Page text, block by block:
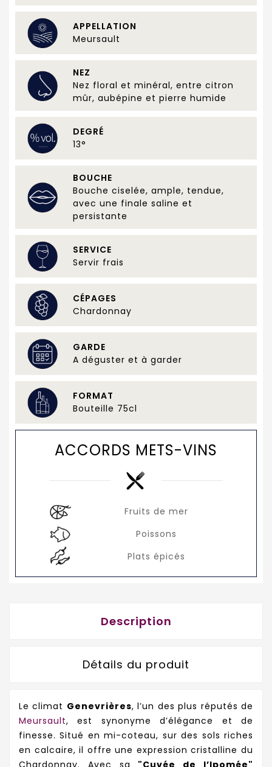
APPELLATION
Meursault
NEZ
Nez floral et minéral, entre citron
mûr, aubépine et pierre humide
DEGRÉ
13°
BOUCHE
Bouche ciselée, ample, tendue,
avec une finale saline et
persistante
SERVICE
Servir frais
CÉPAGES
Chardonnay
GARDE
A déguster et à garder
FORMAT
Bouteille 75cl
ACCORDS METS-VINS
Fruits de mer
Poissons
Plats épicés
Description
Détails du produit
Le climat Genevrières, l’un des plus réputés de
Meursault, est synonyme d’élégance et de
finesse. Situé en mi-coteau, sur des sols riches
en calcaire, il offre une expression cristalline du